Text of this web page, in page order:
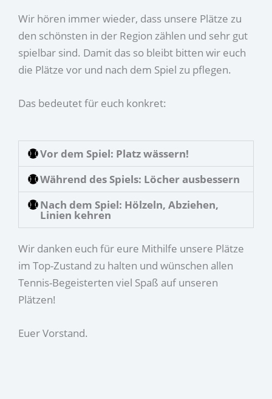
Wir hören immer wieder, dass unsere Plätze zu
den schönsten in der Region zählen und sehr gut
spielbar sind. Damit das so bleibt bitten wir euch
die Plätze vor und nach dem Spiel zu pflegen.
Das bedeutet für euch konkret:
Vor dem Spiel: Platz wässern!
Während des Spiels: Löcher ausbessern
Nach dem Spiel: Hölzeln, Abziehen,
Linien kehren
Wir danken euch für eure Mithilfe unsere Plätze
im Top-Zustand zu halten und wünschen allen
Tennis-Begeisterten viel Spaß auf unseren
Plätzen!
Euer Vorstand.